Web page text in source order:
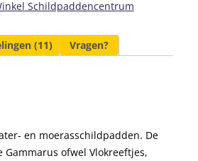
Schildpaddencentrum
(11) Vragen?
en moerasschildpadden. De
Gammarus ofwel Vlokreeftjes,